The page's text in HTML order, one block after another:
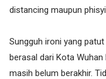
distancing maupun
Sungguh ironi yang
berasal dari Kota
masih belum berakhir.